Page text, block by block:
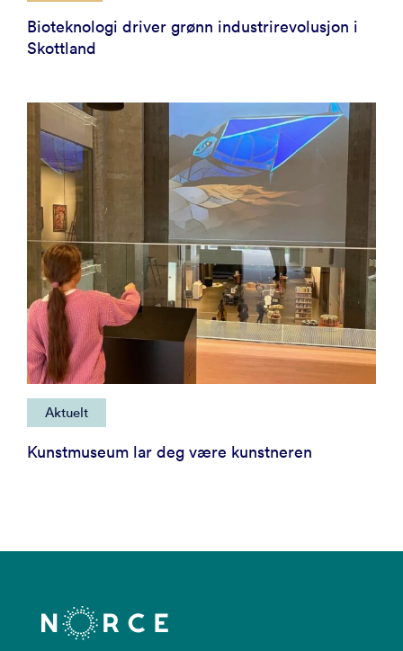
Bioteknologi driver grønn industrirevolusjon i
Skottland
Aktuelt
Kunstmuseum lar deg være kunstneren